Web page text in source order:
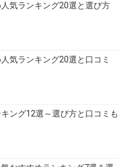
気ランキング20選と選び方
気ランキング20選と口コミ
ング12選～選び方と口コミも